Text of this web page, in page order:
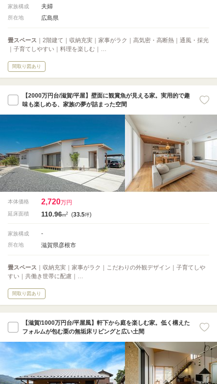
家族構成 夫婦
所在地 広島県
畳スペース ｜2階建て｜収納充実｜家事がラク｜高気密・高断熱｜通風・採光
｜子育てしやすい｜料理を楽しむ｜…
間取り図あり
【2000万円台/滋賀/平屋】壁面に観賞魚が見える家。実用的で趣
味も楽しめる、家族の夢が詰まった空間
本体価格 2,720万円
延床面積 110.96m2 (33.5坪)
家族構成 -
所在地 滋賀県彦根市
畳スペース ｜収納充実｜家事がラク｜こだわりの外観デザイン｜子育てしや
すい｜共働き世帯に配慮｜…
間取り図あり
【滋賀/1000万円台/平屋風】軒下から庭を楽しむ家。低く構えた
フォルムが包む栗の無垢床リビングと広い土間